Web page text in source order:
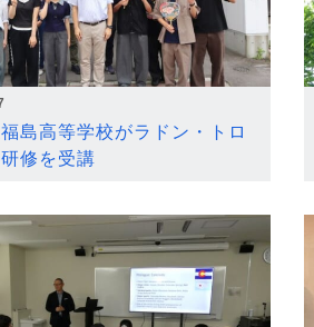
福島高等学校がラドン・トロ
研修を受講